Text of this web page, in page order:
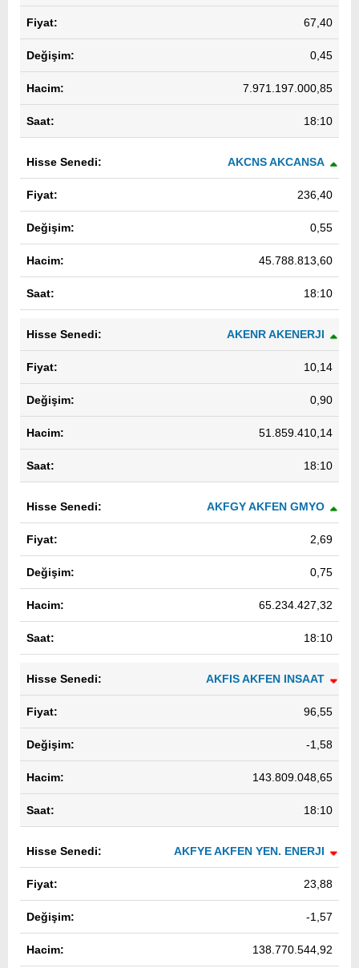
67,40
0,45
7.971.197.000,85
18:10
AKCNS AKCANSA
236,40
0,55
45.788.813,60
18:10
AKENR AKENERJI
10,14
0,90
51.859.410,14
18:10
AKFGY AKFEN GMYO
2,69
0,75
65.234.427,32
18:10
AKFIS AKFEN INSAAT
96,55
-1,58
143.809.048,65
18:10
AKFYE AKFEN YEN. ENERJI
23,88
-1,57
138.770.544,92